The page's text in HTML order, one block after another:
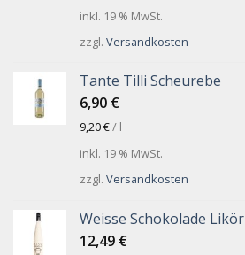
inkl. 19 % MwSt.
zzgl. Versandkosten
Tante Tilli Scheurebe
6,90 €
9,20€/ l
inkl. 19 % MwSt.
zzgl. Versandkosten
Weisse Schokolade Likör
12,49 €